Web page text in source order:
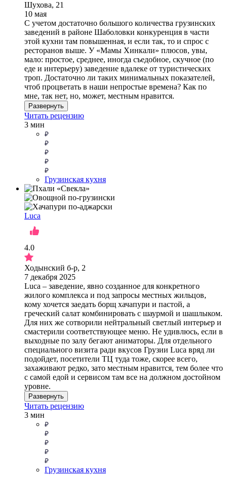
Шухова, 21
10 мая
С учетом достаточно большого количества грузинских
заведений в районе Шаболовки конкуренция в части
этой кухни там повышенная, и если так, то и спрос с
ресторанов выше. У «Мамы Хинкали» плюсов, увы,
мало: простое, среднее, иногда съедобное, скучное (по
еде и интерьеру) заведение вдалеке от туристических
троп. Достаточно ли таких минимальных показателей,
чтоб процветать в наши непростые времена? Как по
мне, так нет, но, может, местным нравится.
Развернуть
Читать рецензию
3 мин
Грузинская кухня
Luca
4.0
Ходынский б-р, 2
7 декабря 2025
Luca – заведение, явно созданное для конкретного
жилого комплекса и под запросы местных жильцов,
кому хочется заедать борщ хачапури и пастой, а
греческий салат комбинировать с шаурмой и шашлыком.
Для них же сотворили нейтральный светлый интерьер и
смастерили соответствующее меню. Не удивлюсь, если в
выходные по залу бегают аниматоры. Для отдельного
специального визита ради вкусов Грузии Luca вряд ли
подойдет, посетители ТЦ туда тоже, скорее всего,
захаживают редко, зато местным нравится, тем более что
с самой едой и сервисом там все на должном достойном
уровне.
Развернуть
Читать рецензию
3 мин
Грузинская кухня